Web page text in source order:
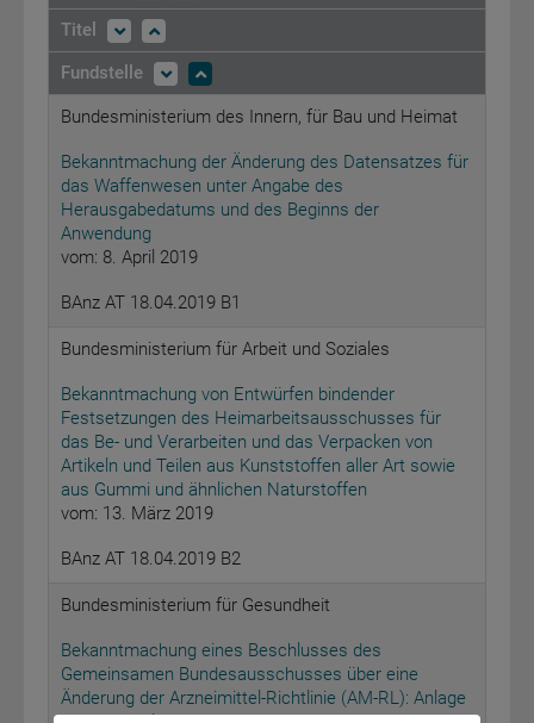
Titel
Fundstelle
Bundesministerium des Innern, für Bau und Heimat
Bekanntmachung der Änderung des Datensatzes für
das Waffenwesen unter Angabe des
Herausgabedatums und des Beginns der
Anwendung
vom: 8. April 2019
BAnz AT 18.04.2019 B1
Bundesministerium für Arbeit und Soziales
Bekanntmachung von Entwürfen bindender
Festsetzungen des Heimarbeitsausschusses für
das Be- und Verarbeiten und das Verpacken von
Artikeln und Teilen aus Kunststoffen aller Art sowie
aus Gummi und ähnlichen Naturstoffen
vom: 13. März 2019
BAnz AT 18.04.2019 B2
Bundesministerium für Gesundheit
Bekanntmachung eines Beschlusses des
Gemeinsamen Bundesausschusses über eine
Änderung der Arzneimittel-Richtlinie (AM-RL): Anlage